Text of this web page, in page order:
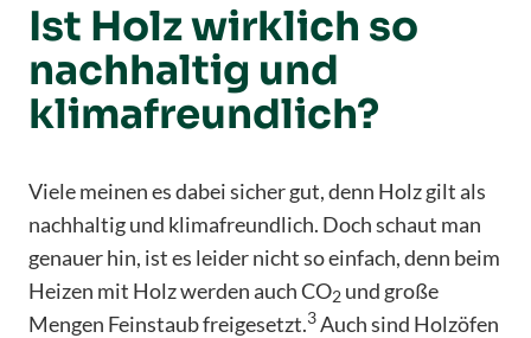
Ist Holz wirklich so
nachhaltig und
klimafreundlich?
Viele meinen es dabei sicher gut, denn Holz gilt als
nachhaltig und klimafreundlich. Doch schaut man
genauer hin, ist es leider nicht so einfach, denn beim
Heizen mit Holz werden auch CO2 und große
Mengen Feinstaub freigesetzt.3Auch sind Holzöfen